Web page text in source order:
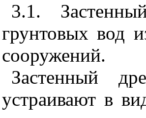
3.1.
грунтовых вод
сооружений.
Застенный
устраивают в